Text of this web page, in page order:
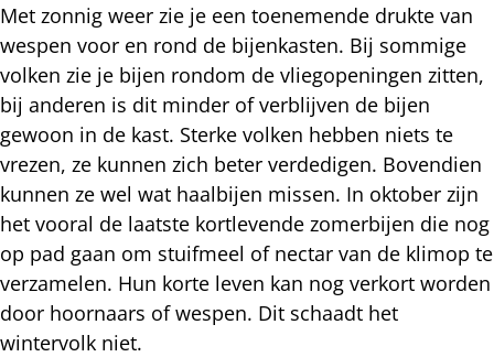
Met zonnig weer zie je een toenemende drukte van
wespen voor en rond de bijenkasten. Bij sommige
volken zie je bijen rondom de vliegopeningen zitten,
bij anderen is dit minder of verblijven de bijen
gewoon in de kast. Sterke volken hebben niets te
vrezen, ze kunnen zich beter verdedigen. Bovendien
kunnen ze wel wat haalbijen missen. In oktober zijn
het vooral de laatste kortlevende zomerbijen die nog
op pad gaan om stuifmeel of nectar van de klimop te
verzamelen. Hun korte leven kan nog verkort worden
door hoornaars of wespen. Dit schaadt het
wintervolk niet.